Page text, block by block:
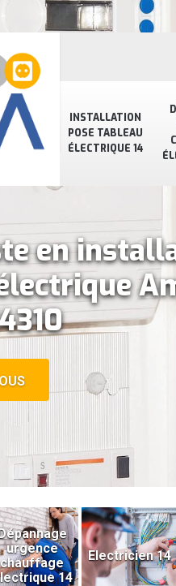
INSTALLATION
POSE TABLEAU
ÉLECTRIQUE 14
en
urgence
chauffage
14
Electricien 14